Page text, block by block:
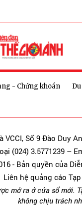
- Chứng khoán
VCCI, Số 9 Đào Duy
(024) 3.5771239 –
- Bản quyền của
Liên hệ quảng cáo
mở ra ở cửa sổ mới.
không chịu trách